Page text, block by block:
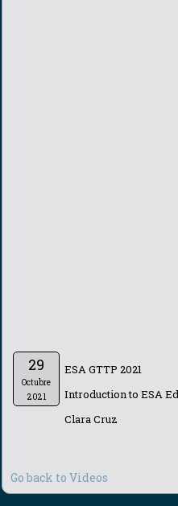
29
Octubre
2021
ESA GTTP 2021
Introduction to ESA
Clara Cruz
Go back to Videos